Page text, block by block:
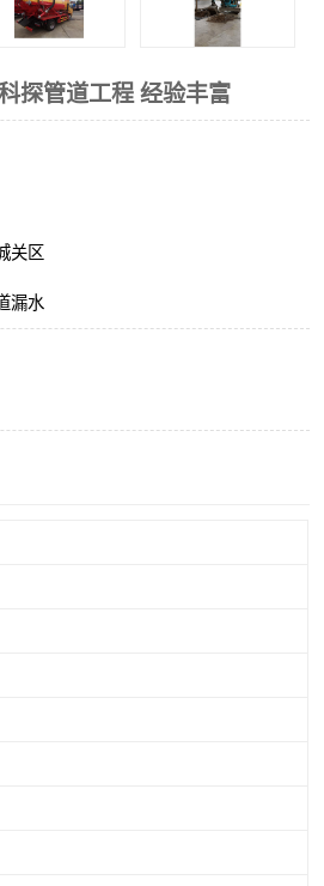
探管道工程 经验丰富
关区
漏水